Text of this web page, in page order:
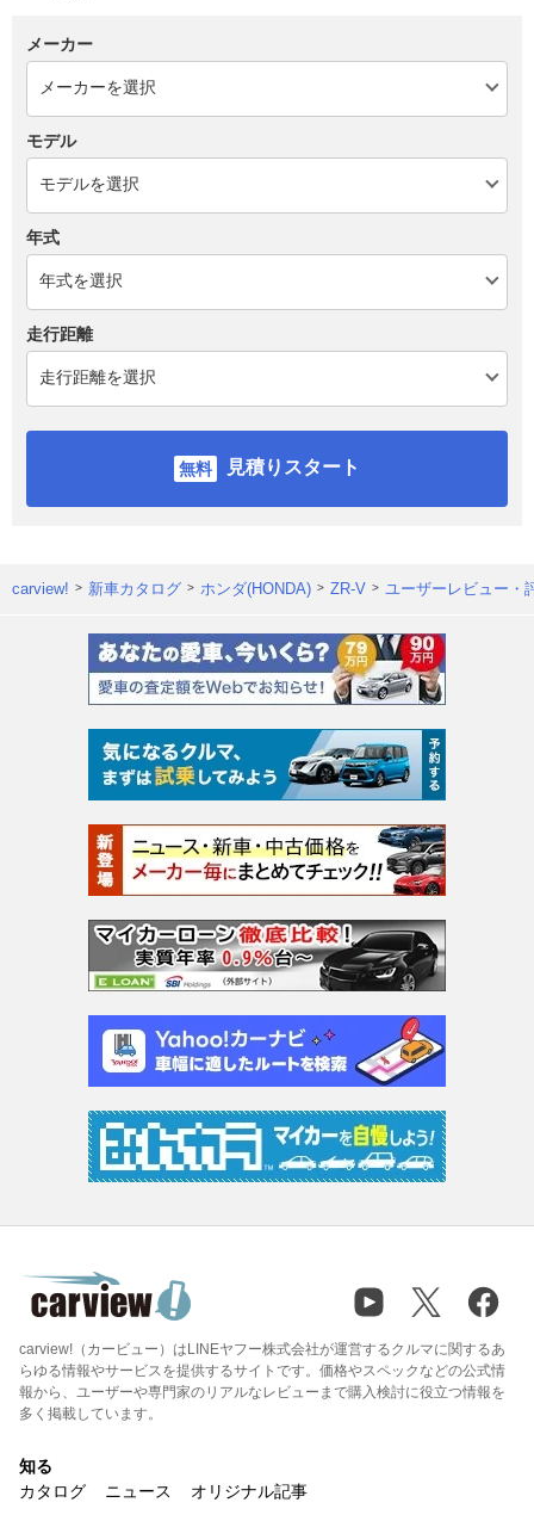
メーカー
モデル
年式
走行距離
見積りスタート
carview! 新車カタログ ホンダ(HONDA) ZR-V ユーザーレビュー・
carview!（カービュー）はLINEヤフー株式会社が運営するクルマに関するあ
らゆる情報やサービスを提供するサイトです。価格やスペックなどの公式情
報から、ユーザーや専門家のリアルなレビューまで購入検討に役立つ情報を
多く掲載しています。
知る
カタログ
ニュース オリジナル記事